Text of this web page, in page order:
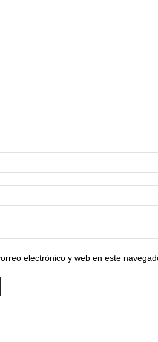
electrónico y web en este